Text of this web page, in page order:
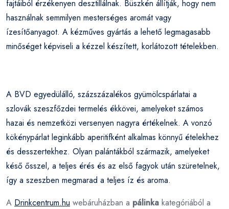
fajtáiból érzékenyen desztillálnak. Büszkén állítják, hogy nem
használnak semmilyen mesterséges aromát vagy
ízesítőanyagot. A kézműves gyártás a lehető legmagasabb
minőséget képviseli a kézzel készített, korlátozott tételekben.
A BVD egyedülálló, százszázalékos gyümölcspárlatai a
szlovák szeszfőzdei termelés ékkövei, amelyeket számos
hazai és nemzetközi versenyen nagyra értékelnek. A vonzó
kökénypárlat leginkább aperitifként alkalmas könnyű ételekhez
és desszertekhez. Olyan palántákból származik, amelyeket
késő ősszel, a teljes érés és az első fagyok után szüretelnek,
így a szeszben megmarad a teljes íz és aroma.
A Drinkcentrum.hu webáruházban a pálinka kategóriából a